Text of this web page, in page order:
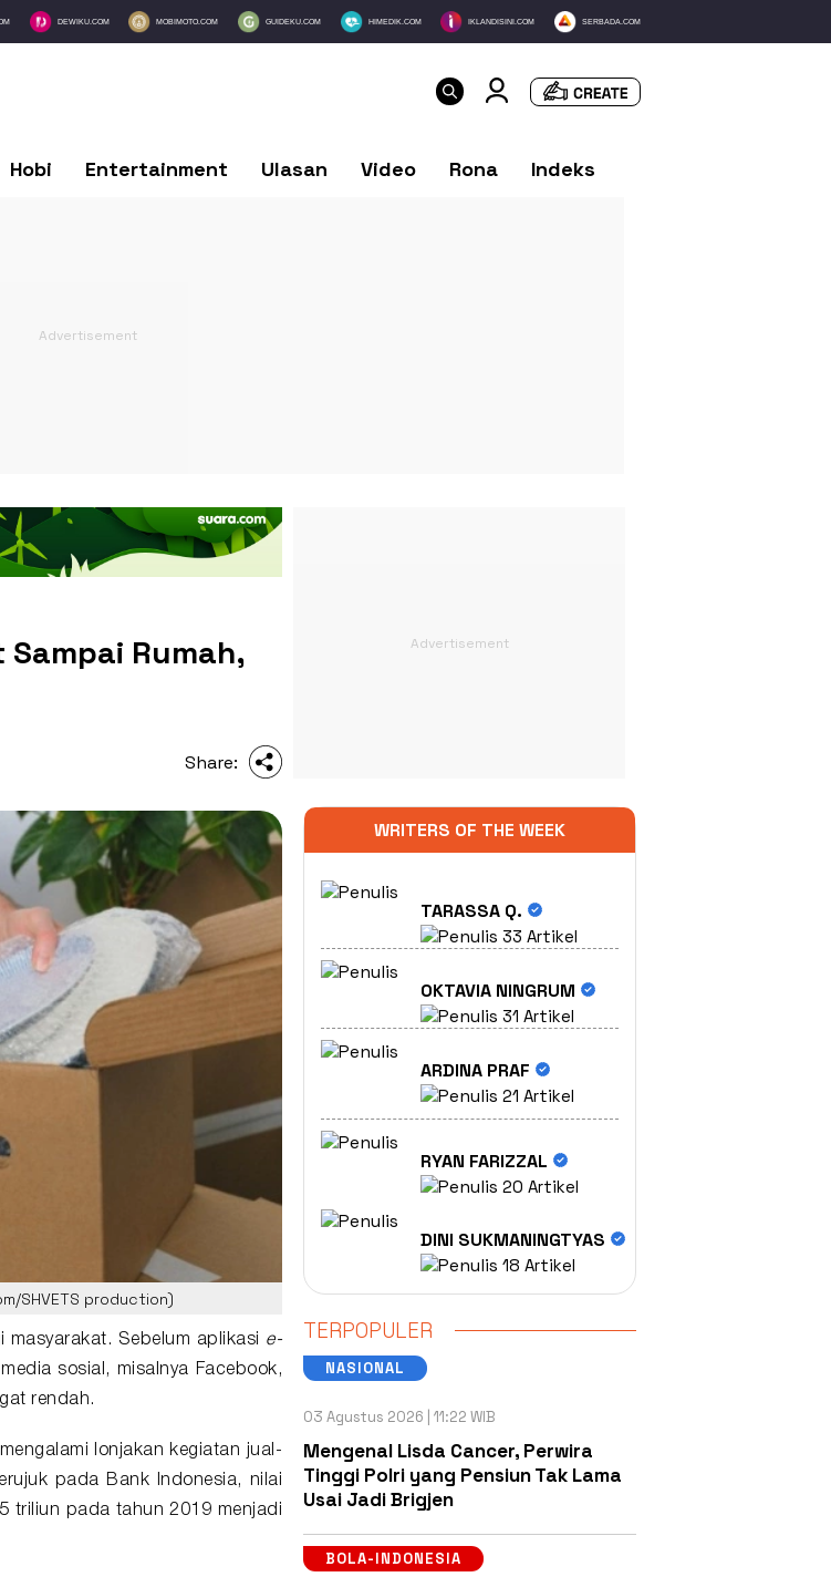
DEWIKU.COM MOBIMOTO.COM GUIDEKU.COM HIMEDIK.COM IKLANDISINI.COM SERBADA.COM
Hobi Entertainment Ulasan Video Rona Indeks
Rumah,
Share:
SHVETS production)
Sebelum aplikasi e-
sosial, misalnya Facebook,
rendah.
lonjakan kegiatan jual-
pada Bank Indonesia, nilai
triliun pada tahun 2019 menjadi
WRITERS OF THE WEEK
TARASSA Q.
33 Artikel
OKTAVIA NINGRUM
31 Artikel
ARDINA PRAF
21 Artikel
RYAN FARIZZAL
20 Artikel
DINI SUKMANINGTYAS
18 Artikel
TERPOPULER
NASIONAL
03 Agustus 2026 | 11:22 WIB
Mengenal Lisda Cancer, Perwira
Tinggi Polri yang Pensiun Tak Lama
Usai Jadi Brigjen
BOLA-INDONESIA